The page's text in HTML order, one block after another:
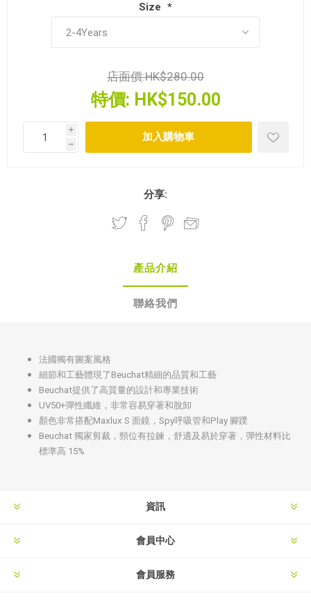
Size *
店面價:HK$280.00
特價: HK$150.00
i
h
分享:
產品介紹
聯絡我們
法國獨有圖案風格
細節和工藝體現了Beuchat精細的品質和工藝
Beuchat提供了高質量的設計和專業技術
UV50+彈性纖維，非常容易穿著和脫卸
顏色非常搭配Maxlux S 面鏡，Spy呼吸管和Play 腳蹼
Beuchat 獨家剪裁，頸位有拉鍊，舒適及易於穿著，彈性材料比
標準高 15%
資訊
會員中心
會員服務